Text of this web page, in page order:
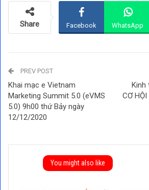
Share Facebook WhatsApp
PREV POST
Khai mạc e Vietnam
Marketing Summit 5.0 (eVMS
5.0) 9h00 thứ Bảy ngày
12/12/2020
Kinh
CƠ
You might also like